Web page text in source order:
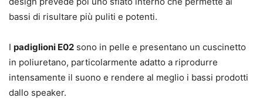
bassi di risultare più puliti e potenti.
I padiglioni E02 sono in pelle e presentano un cuscinetto
in poliuretano, particolarmente adatto a riprodurre
intensamente il suono e rendere al meglio i bassi prodotti
dallo speaker.